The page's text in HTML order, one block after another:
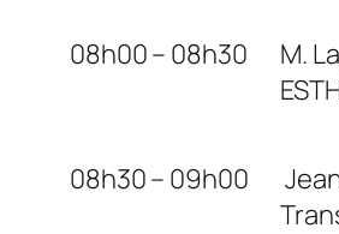
08h00 – 08h30
M.
08h30 – 09h00